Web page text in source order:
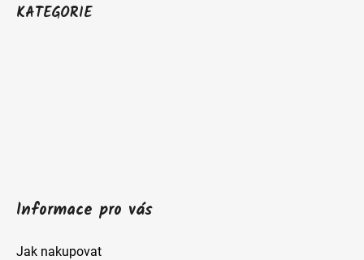
KATEGORIE
Informace pro vás
Jak nakupovat